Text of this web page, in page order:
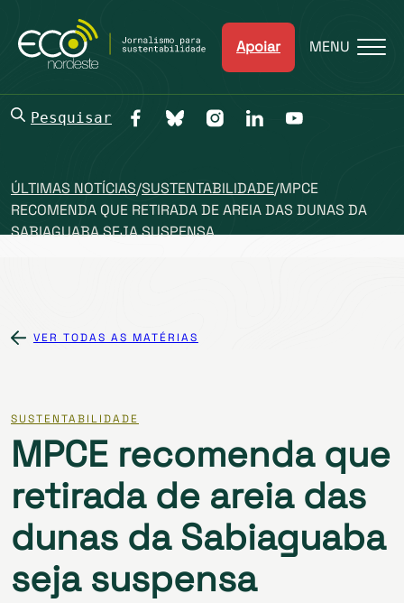
Apoiar MENU
Pesquisar
ÚLTIMAS NOTÍCIAS/SUSTENTABILIDADE/MPCE
RECOMENDA QUE RETIRADA DE AREIA DAS DUNAS DA
SABIAGUABA SEJA SUSPENSA
VER TODAS AS MATÉRIAS
SUSTENTABILIDADE
MPCE recomenda que
retirada de areia das
dunas da Sabiaguaba
seja suspensa